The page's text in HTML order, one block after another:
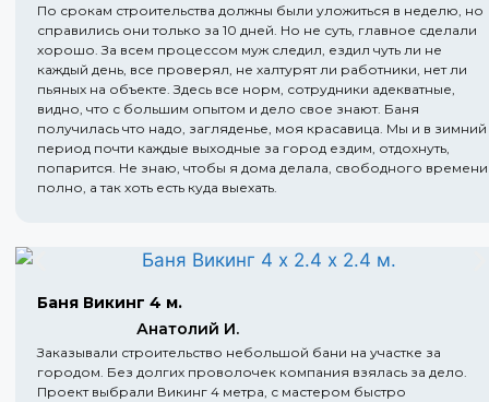
По срокам строительства должны были уложиться в неделю, но
справились они только за 10 дней. Но не суть, главное сделали
хорошо. За всем процессом муж следил, ездил чуть ли не
каждый день, все проверял, не халтурят ли работники, нет ли
пьяных на объекте. Здесь все норм, сотрудники адекватные,
видно, что с большим опытом и дело свое знают. Баня
получилась что надо, загляденье, моя красавица. Мы и в зимний
период почти каждые выходные за город ездим, отдохнуть,
попарится. Не знаю, чтобы я дома делала, свободного времени
полно, а так хоть есть куда выехать.
Баня Викинг 4 м.
Анатолий И.
Заказывали строительство небольшой бани на участке за
городом. Без долгих проволочек компания взялась за дело.
Проект выбрали Викинг 4 метра, с мастером быстро